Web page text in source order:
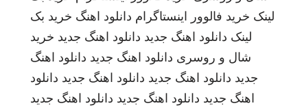
لینک خرید فالوور اینستاگرام دانلود اهنگ خرید بک
لینک دانلود اهنگ جدید دانلود اهنگ جدید خرید
شال و روسری دانلود اهنگ جدید دانلود اهنگ
جدید دانلود اهنگ جدید دانلود اهنگ جدید دانلود
اهنگ جدید دانلود اهنگ جدید دانلود اهنگ جدید